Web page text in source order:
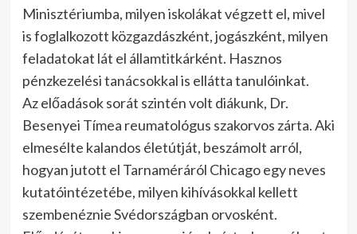
Minisztériumba, milyen iskolákat végzett el, mivel
is foglalkozott közgazdászként, jogászként, milyen
feladatokat lát el államtitkárként. Hasznos
pénzkezelési tanácsokkal is ellátta tanulóinkat.
Az előadások sorát szintén volt diákunk, Dr.
Besenyei Tímea reumatológus szakorvos zárta. Aki
elmesélte kalandos életútját, beszámolt arról,
hogyan jutott el Tarnaméráról Chicago egy neves
kutatóintézetébe, milyen kihívásokkal kellett
szembenéznie Svédországban orvosként.